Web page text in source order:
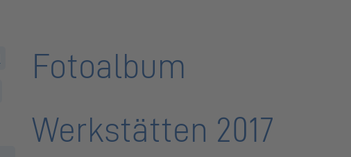
Fotoalbum
Werkstätten 2017